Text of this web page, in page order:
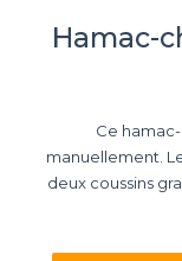
Hamac-
Ce
manuellement.
deux coussins